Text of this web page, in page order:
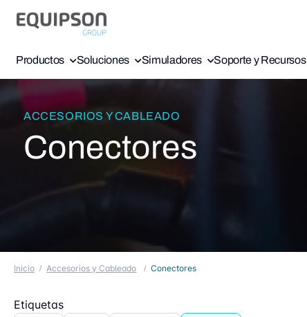
Productos Soluciones Simuladores Soporte y Recursos
ACCESORIOS Y CABLEADO
Conectores
Inicio Accesorios y Cableado Conectores
Etiquetas